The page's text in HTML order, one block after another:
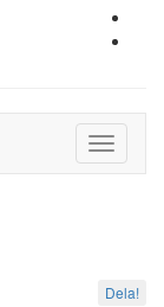
Toggle
Dela!